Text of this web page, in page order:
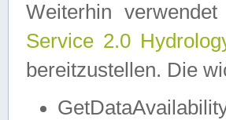
Weiterhin
Service 2.0
bereitzustellen. Die